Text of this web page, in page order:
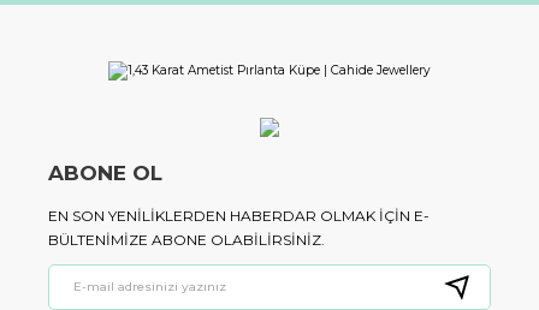
ABONE OL
EN SON YENILIKLERDEN HABERDAR OLMAK IÇIN E-
BÜLTENIMIZE ABONE OLABILIRSINIZ.